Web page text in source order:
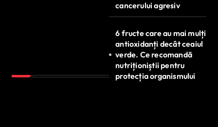
cancerului agresiv
6 fructe care au mai mulți
antioxidanți decât ceaiul
verde. Ce recomandă
nutriționiștii pentru
protecția organismului